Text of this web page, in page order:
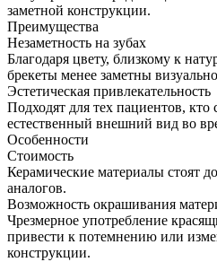
заметной конструкции.
Преимущества
Незаметность на зубах
Благодаря цвету, близкому к
брекеты менее заметны
Эстетическая привлекательность
Подходят для тех пациентов, кто
естественный внешний вид во
Особенности
Стоимость
Керамические материалы стоят
аналогов.
Возможность окрашивания
Чрезмерное употребление
привести к потемнению или
конструкции.